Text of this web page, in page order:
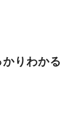
かりわかる